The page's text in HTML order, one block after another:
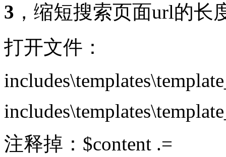
3 ，缩短搜索页面url的长
打开文件：
注释掉： $content .=